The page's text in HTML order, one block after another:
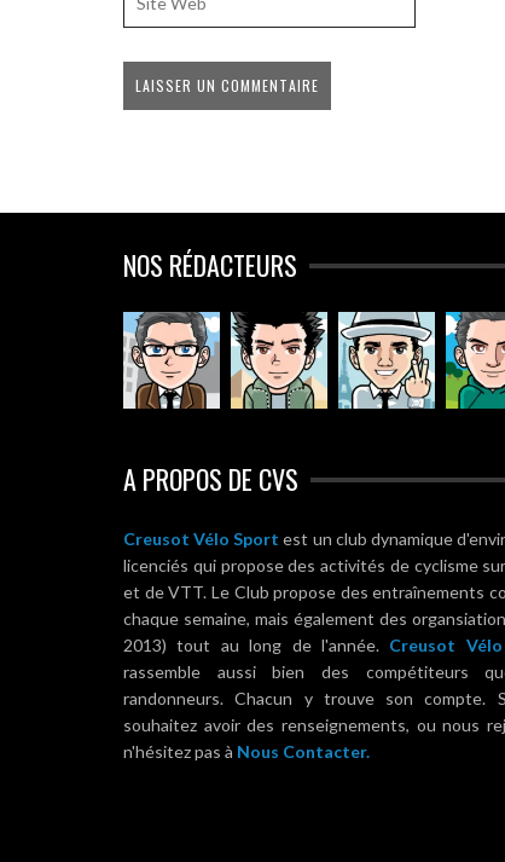
NOS RÉDACTEURS
A PROPOS DE CVS
Creusot Vélo Sport est un club dynamique
licenciés qui propose des activités de cyclisme
et de VTT. Le Club propose des entraînements
chaque semaine, mais également des
2013) tout au long de l'année. Creusot
rassemble aussi bien des compétiteurs
randonneurs. Chacun y trouve son compte.
souhaitez avoir des renseignements, ou nous
n'hésitez pas à Nous Contacter.